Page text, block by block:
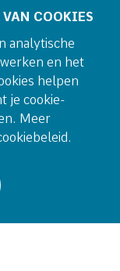
COOKIES
analytische
en het
helpen
je cookie-
Meer